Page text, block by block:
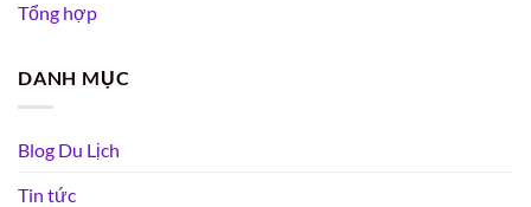
Tổng hợp
DANH MỤC
Blog Du Lịch
Tin tức